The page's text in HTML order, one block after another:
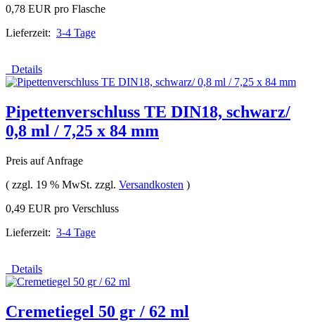
0,78 EUR pro Flasche
Lieferzeit: 3-4 Tage
Details
Pipettenverschluss TE DIN18, schwarz/
0,8 ml / 7,25 x 84 mm
Preis auf Anfrage
( zzgl. 19 % MwSt. zzgl. Versandkosten )
0,49 EUR pro Verschluss
Lieferzeit: 3-4 Tage
Details
Cremetiegel 50 gr / 62 ml